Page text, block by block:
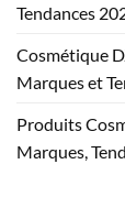
Tendances
Cosmétique
Marques et
Produits
Marques,